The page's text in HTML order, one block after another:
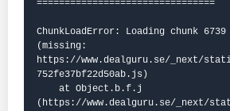
================================
ChunkLoadError: Loading chunk
(missing:
https://www.dealguru.se/_next/
752fe37bf22d50ab.js)
(https://www.dealguru.se/_next/